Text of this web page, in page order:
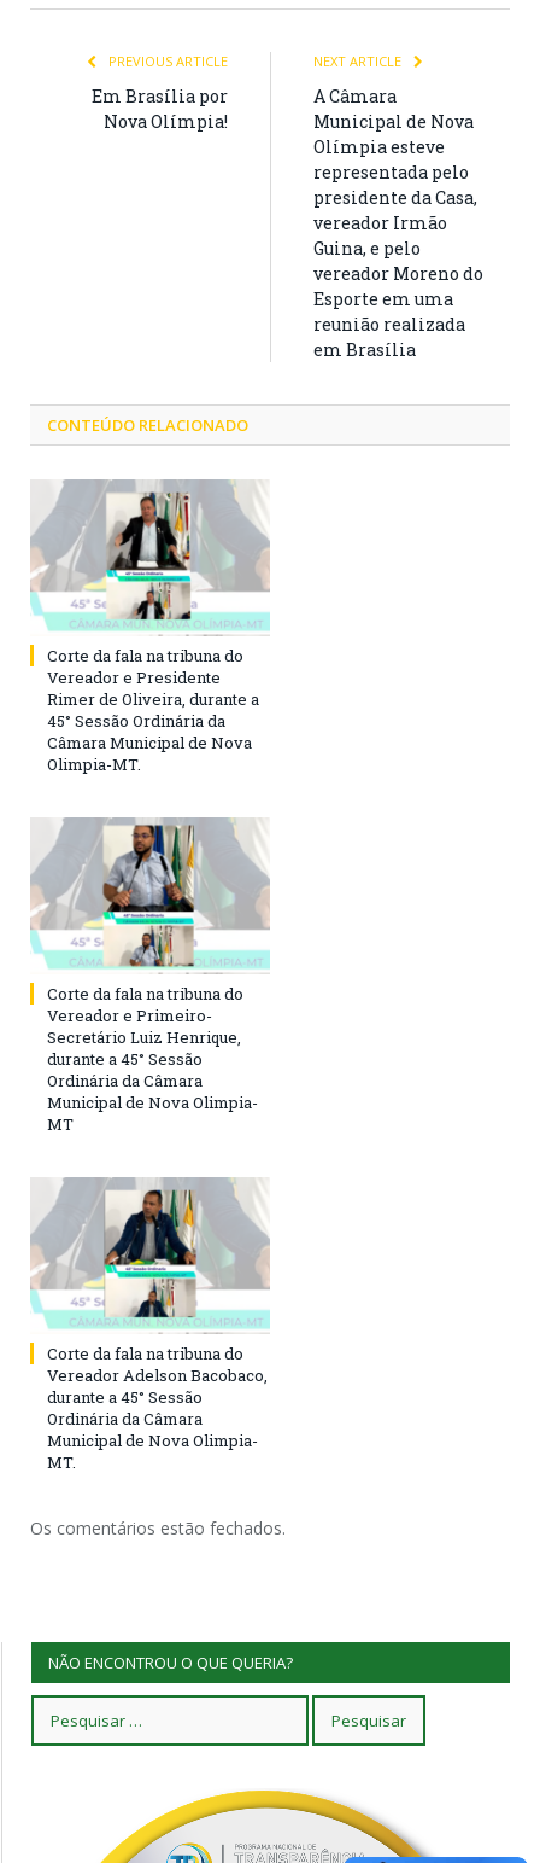
PREVIOUS ARTICLE
Em Brasília por
Nova Olímpia!
NEXT ARTICLE
A Câmara
Municipal de Nova
Olímpia esteve
representada pelo
presidente da Casa,
vereador Irmão
Guina, e pelo
vereador Moreno do
Esporte em uma
reunião realizada
em Brasília
CONTEÚDO RELACIONADO
Corte da fala na tribuna do
Vereador e Presidente
Rimer de Oliveira, durante a
45° Sessão Ordinária da
Câmara Municipal de Nova
Olimpia-MT.
Corte da fala na tribuna do
Vereador e Primeiro-
Secretário Luiz Henrique,
durante a 45° Sessão
Ordinária da Câmara
Municipal de Nova Olimpia-
MT
Corte da fala na tribuna do
Vereador Adelson Bacobaco,
durante a 45° Sessão
Ordinária da Câmara
Municipal de Nova Olimpia-
MT.
Os comentários estão fechados.
NÃO ENCONTROU O QUE QUERIA?